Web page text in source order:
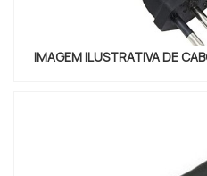
IMAGEM ILUSTRATIVA DE